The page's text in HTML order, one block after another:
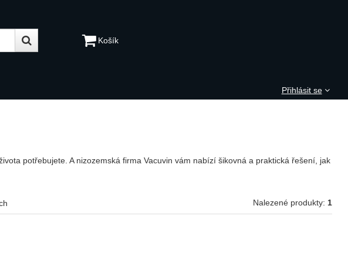
potřebujete. A nizozemská firma Vacuvin vám nabízí šikovná a praktická řešení, jak
Nalezené produkty: 1
Přihlásit se
Košík